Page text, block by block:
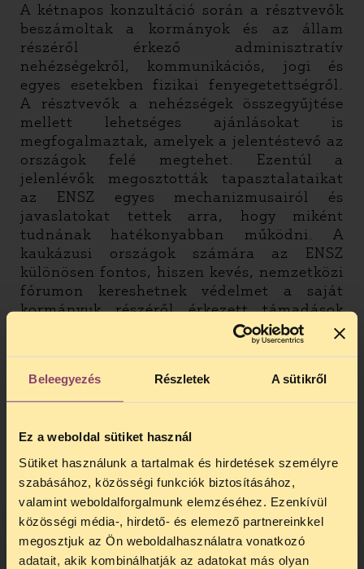
Beleegyezés Részletek A sütikről
Ez a weboldal sütiket használ
Sütiket használunk a tartalmak és hirdetések személyre
szabásához, közösségi funkciók biztosításához,
valamint weboldalforgalmunk elemzéséhez. Ezenkívül
közösségi média-, hirdető- és elemező partnereinkkel
megosztjuk az Ön weboldalhasználatra vonatkozó
adatait, akik kombinálhatják az adatokat más olyan
A kétnapos konzultáció során a résztvevők
beszámoltak a kormányok és az állam
részéről érkező adminisztratív
nehézségekről, kommunikációs, jogi és
egyes esetekben fizikai fenyegetettségről.
A résztvevők a nehézségek összegyűjtése
mellett lehetséges ajánlásokat is
megfogalmaztak, amelyek a jelentéstevő az
országok felé megtehet. Ezentúl a
jelenlévők megosztották tapasztalataikat
az ENSZ egyes mechanizmusairól és
javaslatokat tettek arra, hogy miként
tudnának hatékonyabban működni. A
kaukázusi országok számára az ENSZ
különösen fontos, hiszen kevés, nemzetközi
fórumon kereshetnek védelmet a saját
kormányuk részéről érkezetttámadások
A jelentéstevő elmondta, hogy
aggodalommal figyeli a magyar civil
társadalom egy részét érő kormányzati
történő fellépést és a jogalapot nélkülöző
már korábban, több fórumon hangoztatott
elemzést, miszerint a magyarországi
események rokon vonásokat mutatnak a
kaukázusi országokban, így
Oroszországban lezajlott, a független és
jogvédő civileket érő támadásokkal.Erre az